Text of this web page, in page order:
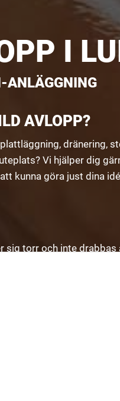
I
ANLÄGGNING
AVLOPP?
dränering,
Vi hjälper dig
kunna göra just dina
torr och inte